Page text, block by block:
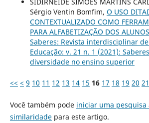
Sérgio Ventin Bomfim, O USO
CONTEXTUALIZADO COMO
PARA ALFABETIZAÇÃO DOS
Saberes: Revista interdisciplinar
Educação: v. 21 n. 1 (2021):
diversidade no ensino superior
<< < 9 10 11 12 13 14 15 16 17 18 19 20 21
Você também pode iniciar uma pesquisa
similaridadepara este artigo.